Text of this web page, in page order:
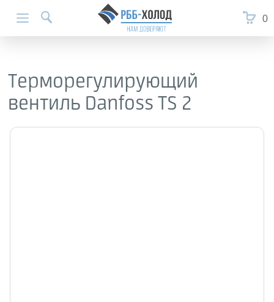
0
Терморегулирующий
вентиль Danfoss TS 2